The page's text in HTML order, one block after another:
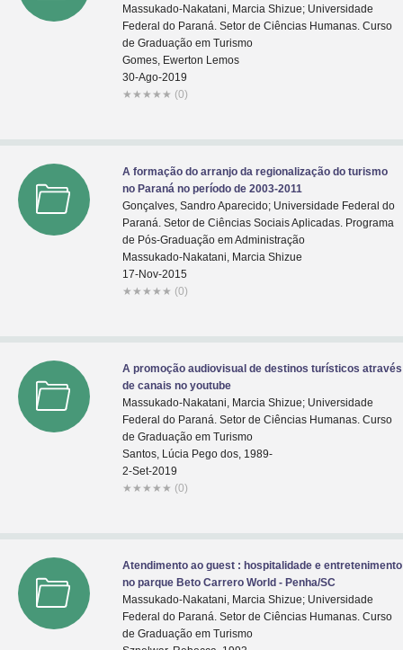
Massukado-Nakatani, Marcia Shizue; Universidade
Federal do Paraná. Setor de Ciências Humanas. Curso
de Graduação em Turismo
Gomes, Ewerton Lemos
30-Ago-2019
★ ★ ★ ★ ★ (0)
A formação do arranjo da regionalização do turismo
no Paraná no período de 2003-2011
Gonçalves, Sandro Aparecido; Universidade Federal do
Paraná. Setor de Ciências Sociais Aplicadas. Programa
de Pós-Graduação em Administração
Massukado-Nakatani, Marcia Shizue
17-Nov-2015
★ ★ ★ ★ ★ (0)
A promoção audiovisual de destinos turísticos através
de canais no youtube
Massukado-Nakatani, Marcia Shizue; Universidade
Federal do Paraná. Setor de Ciências Humanas. Curso
de Graduação em Turismo
Santos, Lúcia Pego dos, 1989-
2-Set-2019
★ ★ ★ ★ ★ (0)
Atendimento ao guest : hospitalidade e entretenimento
no parque Beto Carrero World - Penha/SC
Massukado-Nakatani, Marcia Shizue; Universidade
Federal do Paraná. Setor de Ciências Humanas. Curso
de Graduação em Turismo